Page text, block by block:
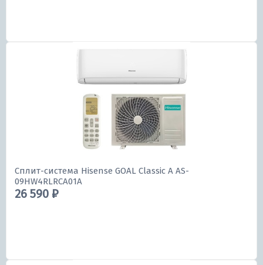
Сплит-система Hisense GOAL Classic A AS-
09HW4RLRCA01A
26 590 ₽